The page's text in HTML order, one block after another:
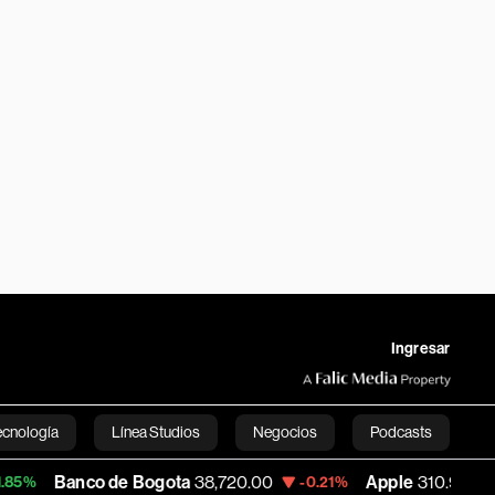
Ingresar
Línea Studios Negocios Podcasts
English
de Bogota 38,720.00 -0.21% Apple 310.94 +0.55%